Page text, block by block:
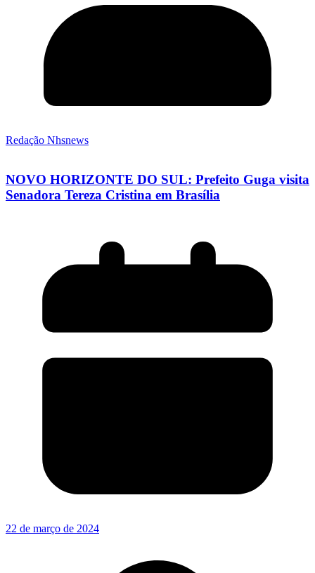
Redação Nhsnews
NOVO HORIZONTE DO SUL: Prefeito Guga visita
Senadora Tereza Cristina em Brasília
22 de março de 2024